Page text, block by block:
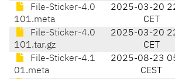
File-Sticker-4.0
101.meta
2025-03-20
CET
File-Sticker-4.0
101.tar.gz
2025-03-20
CET
File-Sticker-4.1
01.meta
2025-08-23
CEST